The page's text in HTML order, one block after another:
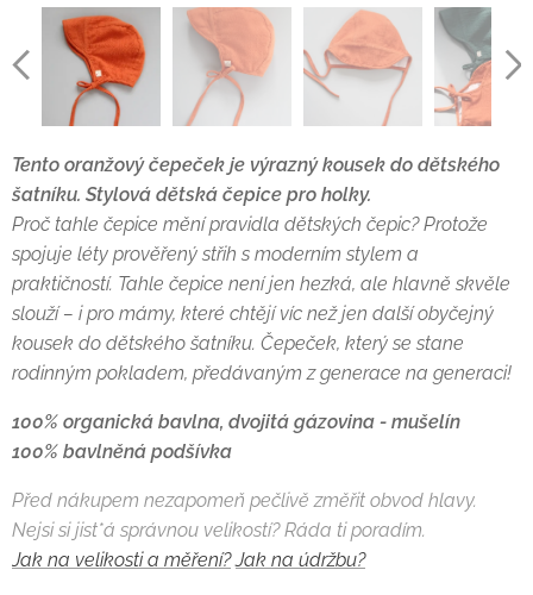
Tento oranžový čepeček je výrazný kousek do dětského
šatníku. Stylová dětská čepice pro holky.
Proč tahle čepice mění pravidla dětských čepic?Protože
spojuje léty prověřený střih s moderním stylem a
praktičností. Tahle čepice není jen hezká, ale hlavně skvěle
slouží – i pro mámy, které chtějí víc než jen další obyčejný
kousek do dětského šatníku. Čepeček, který se stane
rodinným pokladem, předávaným z generace na generaci!
100% organická bavlna, dvojitá gázovina - mušelín
100% bavlněná podšívka
Před nákupem nezapomeň pečlivě změřit obvod hlavy.
Nejsi si jist*á správnou velikostí? Ráda ti poradím.
Jak na velikosti a měření? Jak na údržbu?